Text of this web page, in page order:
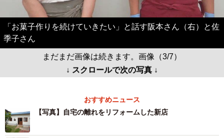
「お菓子作りを続けていきたい」と話す阪本さん（右）と佐
季子さん
まだまだ画像は続きます。画像（3/7）
↓ スクロールで次の写真 ↓
おすすめニュース
【写真】自宅の離れをリフォームした新店